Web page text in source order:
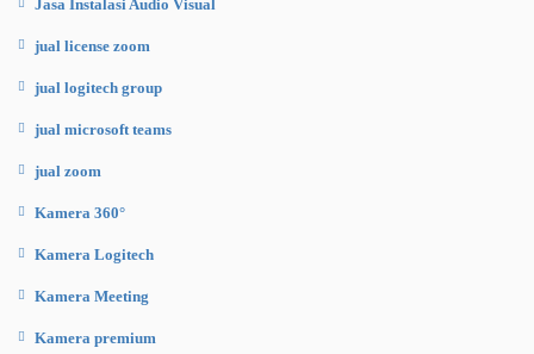
Jasa Instalasi Audio Visual
jual license zoom
jual logitech group
jual microsoft teams
jual zoom
Kamera 360°
Kamera Logitech
Kamera Meeting
Kamera premium